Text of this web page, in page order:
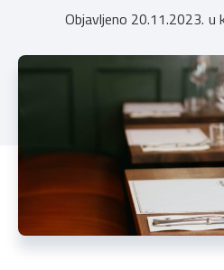
Objavljeno 20.11.2023. u